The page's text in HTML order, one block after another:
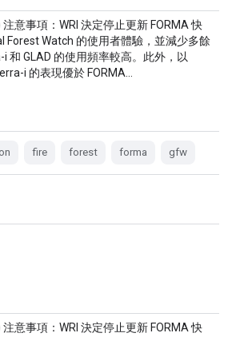
意事項：WRI 決定停止更新 FORMA 快
Forest Watch 的使用者體驗，並減少多餘
和 GLAD 的使用頻率較高。此外，以
i 的表現優於 FORMA…
fire forest forma gfw
意事項：WRI 決定停止更新 FORMA 快